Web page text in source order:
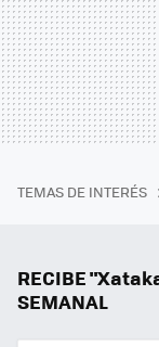
TEMAS DE INTERÉS
RECIBE
SEMANAL